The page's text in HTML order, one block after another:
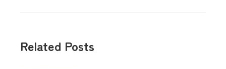
Related Posts